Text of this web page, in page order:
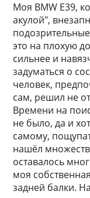
Моя BMW E39,
акулой",
это на плохую
сильнее и
задуматься о
человек,
сам, решил не
Времени на
не было, да и
самому,
нашёл
оставалось
моя
задней балки.